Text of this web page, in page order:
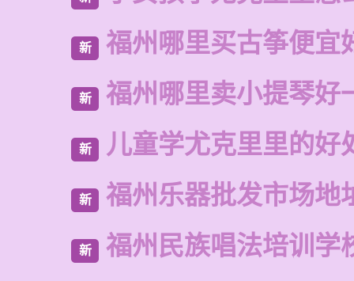
新 福州哪里买古筝便宜
新 福州哪里卖小提琴好
新 儿童学尤克里里的好
新 福州乐器批发市场地
新 福州民族唱法培训学